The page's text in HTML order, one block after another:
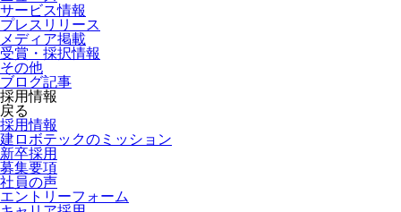
サービス情報
プレスリリース
メディア掲載
受賞・採択情報
その他
ブログ記事
採用情報
戻る
採用情報
建ロボテックのミッション
新卒採用
募集要項
社員の声
エントリーフォーム